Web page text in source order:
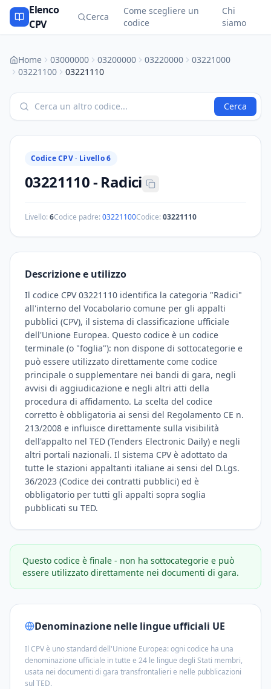
Elenco
CPV
Cerca
Come scegliere un
codice
Chi
siamo
Home 03000000 03200000 03220000
03221000
03221100
03221110
Cerca
Codice CPV · Livello 6
03221110- Radici
Livello:6Codice padre:03221100Codice:03221110
Descrizione e utilizzo
Il codice CPV 03221110 identifica la categoria "Radici"
all'interno del Vocabolario comune per gli appalti
pubblici (CPV), il sistema di classificazione ufficiale
dell'Unione Europea. Questo codice è un codice
terminale (o "foglia"): non dispone di sottocategorie e
può essere utilizzato direttamente come codice
principale o supplementare nei bandi di gara, negli
avvisi di aggiudicazione e negli altri atti della
procedura di affidamento. La scelta del codice
corretto è obbligatoria ai sensi del Regolamento CE n.
213/2008 e influisce direttamente sulla visibilità
dell'appalto nel TED (Tenders Electronic Daily) e negli
altri portali nazionali. Il sistema CPV è adottato da
tutte le stazioni appaltanti italiane ai sensi del D.Lgs.
36/2023 (Codice dei contratti pubblici) ed è
obbligatorio per tutti gli appalti sopra soglia
pubblicati su TED.
Questo codice è finale - non ha sottocategorie e può
essere utilizzato direttamente nei documenti di gara.
Denominazione nelle lingue ufficiali UE
Il CPV è uno standard dell'Unione Europea: ogni codice ha una
denominazione ufficiale in tutte e 24 le lingue degli Stati membri,
usata nei documenti di gara transfrontalieri e nelle pubblicazioni
sul TED.